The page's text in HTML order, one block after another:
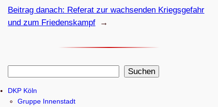
Beitrag danach: Refe­rat zur wach­sen­den Kriegs­ge­fahr
und zum Friedenskampf
→
c
Suchen
DKP Köln
Gruppe Innenstadt